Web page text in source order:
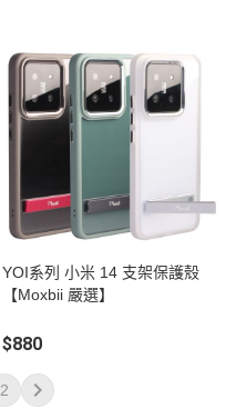
YOI系列 小米 14 支架保護殼
【Moxbii 嚴選】
$880
2